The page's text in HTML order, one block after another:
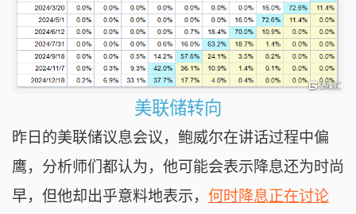
美联储转向
昨日的美联储议息会议，鲍威尔在讲话过程中偏
鹰，分析师们都认为，他可能会表示降息还为时尚
早，但他却出乎意料地表示， 何时降息正在讨论